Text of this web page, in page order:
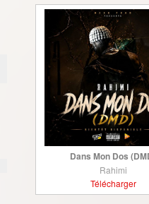
Dans Mon Dos
Rahimi
Télécharger